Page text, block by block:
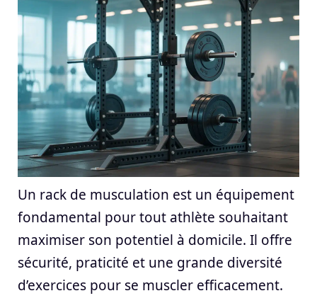
Un rack de musculation est un équipement
fondamental pour tout athlète souhaitant
maximiser son potentiel à domicile. Il offre
sécurité, praticité et une grande diversité
d’exercices pour se muscler efficacement.